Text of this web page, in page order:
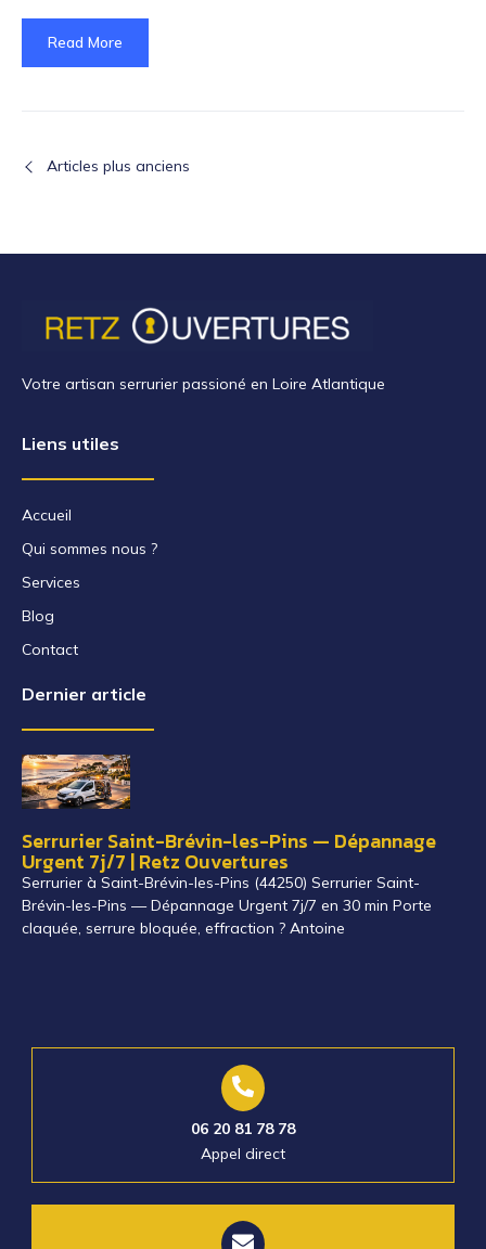
Read More
Articles plus anciens
Votre artisan serrurier passioné en Loire Atlantique
Liens utiles
Accueil
Qui sommes nous ?
Services
Blog
Contact
Dernier article
Serrurier Saint-Brévin-les-Pins — Dépannage
Urgent 7j/7 | Retz Ouvertures
Serrurier à Saint-Brévin-les-Pins (44250) Serrurier Saint-
Brévin-les-Pins — Dépannage Urgent 7j/7 en 30 min Porte
claquée, serrure bloquée, effraction ? Antoine
06 20 81 78 78
Appel direct